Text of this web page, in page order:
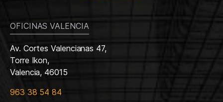
OFICINAS VALENCIA
Av. Cortes Valencianas 47,
Torre Ikon,
Valencia, 46015
963 38 54 84